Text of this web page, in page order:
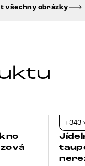
všechny obrázky
+343